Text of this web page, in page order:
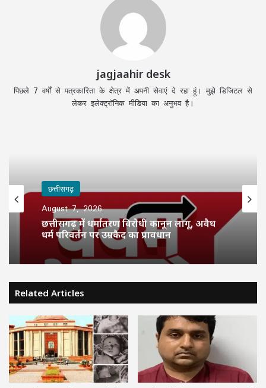
jagjaahir desk
पिछले 7 वर्षों से पत्रकारिता के क्षेत्र में अपनी सेवाएं दे रहा हूं। मुझे डिजिटल से
लेकर इलेक्ट्रॉनिक मीडिया का अनुभव है।
छत्तीसगढ़
August 7, 2026
छत्तीसगढ़ में धर्मांतरण विरोधी कानून लागू, अवैध
धर्म परिवर्तन पर उम्रकैद का प्रावधान
Related Articles